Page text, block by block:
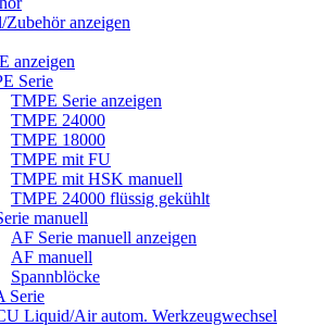
Zubehör anzeigen
anzeigen
Serie
TMPE Serie anzeigen
TMPE 24000
TMPE 18000
TMPE mit FU
TMPE mit HSK manuell
TMPE 24000 flüssig gekühlt
manuell
AF Serie manuell anzeigen
AF manuell
Spannblöcke
Serie
Liquid/Air autom. Werkzeugwechsel